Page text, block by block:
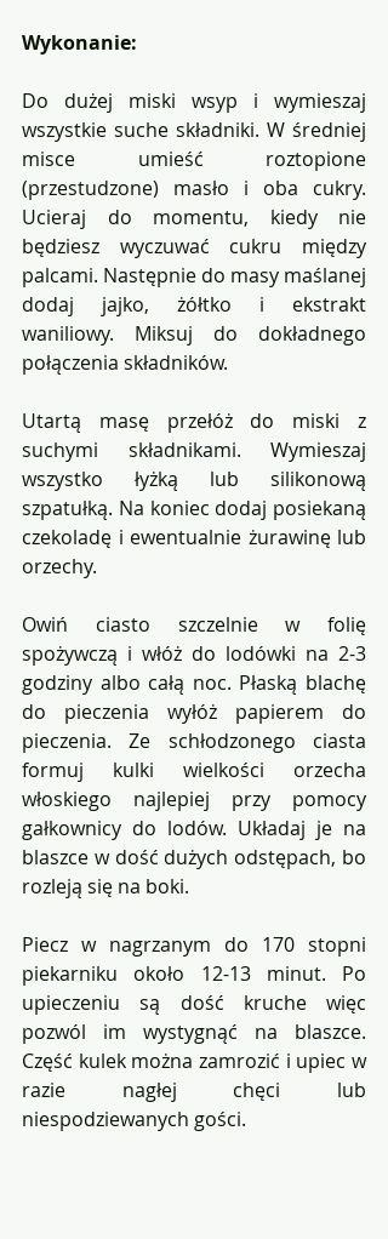
Wykonanie:
Do dużej miski wsyp i wymieszaj
wszystkie suche składniki. W średniej
misce umieść roztopione
(przestudzone) masło i oba cukry.
Ucieraj do momentu, kiedy nie
będziesz wyczuwać cukru między
palcami. Następnie do masy maślanej
dodaj jajko, żółtko i ekstrakt
waniliowy. Miksuj do dokładnego
połączenia składników.
Utartą masę przełóż do miski z
suchymi składnikami. Wymieszaj
wszystko łyżką lub silikonową
szpatułką. Na koniec dodaj posiekaną
czekoladę i ewentualnie żurawinę lub
orzechy.
Owiń ciasto szczelnie w folię
spożywczą i włóż do lodówki na 2-3
godziny albo całą noc. Płaską blachę
do pieczenia wyłóż papierem do
pieczenia. Ze schłodzonego ciasta
formuj kulki wielkości orzecha
włoskiego najlepiej przy pomocy
gałkownicy do lodów. Układaj je na
blaszce w dość dużych odstępach, bo
rozleją się na boki.
Piecz w nagrzanym do 170 stopni
piekarniku około 12-13 minut. Po
upieczeniu są dość kruche więc
pozwól im wystygnąć na blaszce.
Część kulek można zamrozić i upiec w
razie nagłej chęci lub
niespodziewanych gości.